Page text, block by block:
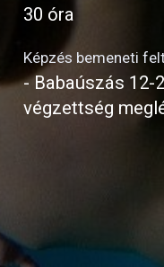
30 óra
Képzés bemeneti
- Babaúszás 12-
végzettség